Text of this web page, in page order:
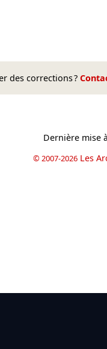
des corrections ?
Dernière mise
© 2007-2026 Les